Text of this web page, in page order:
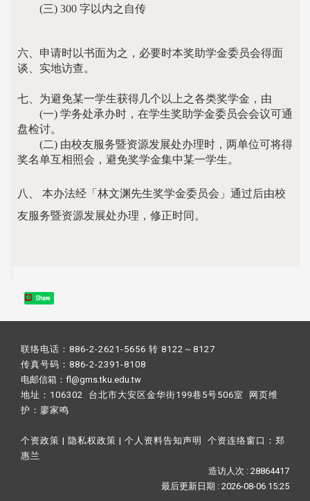
(三) 300 字以内之自传
六、申请时以书面为之，必要时本奖助学金委员会得面
谈、实地访查。
七、为避免某一学生获得几个以上之各类奖学金，由
(一) 学务处承办时，在学生奖助学金委员会会议可通
盘检讨。
(二) 由校友服务暨资源发展处办理时，两单位可将得
奖名单互相照会，避免奖学金集中某一学生。
八、 本办法经「林文渊先生奖学金委员会」通过后由校
友服务暨资源发展处办理，修正时同。
Share
联络电话：886-2-2621-5656 转 8122～8127
传真号码：886-2-2391-8108
电邮信箱：fl@gms.tku.edu.tw
地址：106302 台北市大安区金华街199巷5号506室 网页维
护： 廖家鸣​
个资政策 | 隐私权政策 | 个人资料告知声明 个资连络窗口： 郑
惠兰
造访人次 : 28864417
最后更新日期 :2026-08-06 15:25